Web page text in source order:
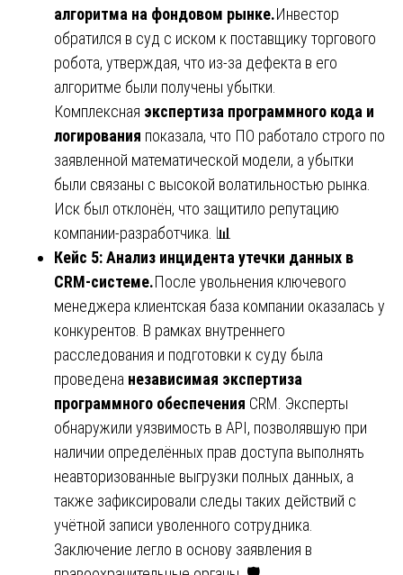
алгоритма на фондовом рынке.Инвестор
обратился в суд с иском к поставщику торгового
робота, утверждая, что из-за дефекта в его
алгоритме были получены убытки.
Комплексная экспертиза программного кода и
логирования показала, что ПО работало строго по
заявленной математической модели, а убытки
были связаны с высокой волатильностью рынка.
Иск был отклонён, что защитило репутацию
компании-разработчика. 📊
Кейс 5: Анализ инцидента утечки данных в
CRM-системе.После увольнения ключевого
менеджера клиентская база компании оказалась у
конкурентов. В рамках внутреннего
расследования и подготовки к суду была
проведена независимая экспертиза
программного обеспечения CRM. Эксперты
обнаружили уязвимость в API, позволявшую при
наличии определённых прав доступа выполнять
неавторизованные выгрузки полных данных, а
также зафиксировали следы таких действий с
учётной записи уволенного сотрудника.
Заключение легло в основу заявления в